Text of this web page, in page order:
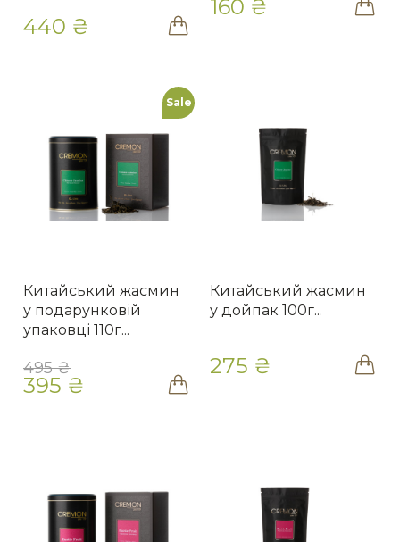
440 ₴
160 ₴
Sale
Китайський жасмин
у подарунковій
упаковці 110г...
395 ₴
495 ₴
Китайський жасмин
у дойпак 100г...
275 ₴